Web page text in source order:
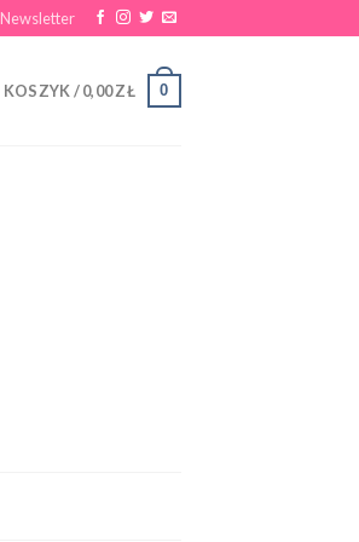
Newsletter
KOSZYK /0,00ZŁ 0